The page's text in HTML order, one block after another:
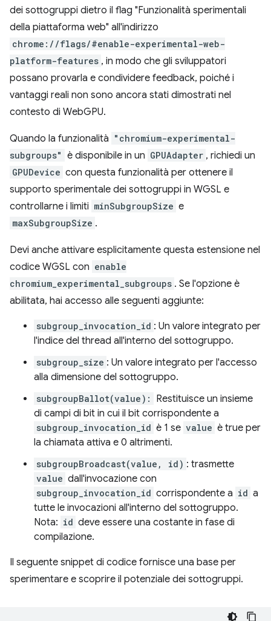
dei sottogruppi dietro il flag "Funzionalità sperimentali
della piattaforma web" all'indirizzo
chrome://flags/#enable-experimental-web-
platform-features , in modo che gli sviluppatori
possano provarla e condividere feedback, poiché i
vantaggi reali non sono ancora stati dimostrati nel
contesto di WebGPU.
Quando la funzionalità "chromium-experimental-
subgroups" è disponibile in un GPUAdapter , richiedi un
GPUDevice con questa funzionalità per ottenere il
supporto sperimentale dei sottogruppi in WGSL e
controllarne i limiti minSubgroupSize e
maxSubgroupSize .
Devi anche attivare esplicitamente questa estensione nel
codice WGSL con enable
chromium_experimental_subgroups . Se l'opzione è
abilitata, hai accesso alle seguenti aggiunte:
subgroup_invocation_id : Un valore integrato per
l'indice del thread all'interno del sottogruppo.
subgroup_size : Un valore integrato per l'accesso
alla dimensione del sottogruppo.
subgroupBallot(value):
Restituisce un insieme
di campi di bit in cui il bit corrispondente a
subgroup_invocation_id è 1 se value è true per
la chiamata attiva e 0 altrimenti.
subgroupBroadcast(value, id) : trasmette
value dall'invocazione con
subgroup_invocation_id corrispondente a id a
tutte le invocazioni all'interno del sottogruppo.
Nota: id deve essere una costante in fase di
compilazione.
Il seguente snippet di codice fornisce una base per
sperimentare e scoprire il potenziale dei sottogruppi.